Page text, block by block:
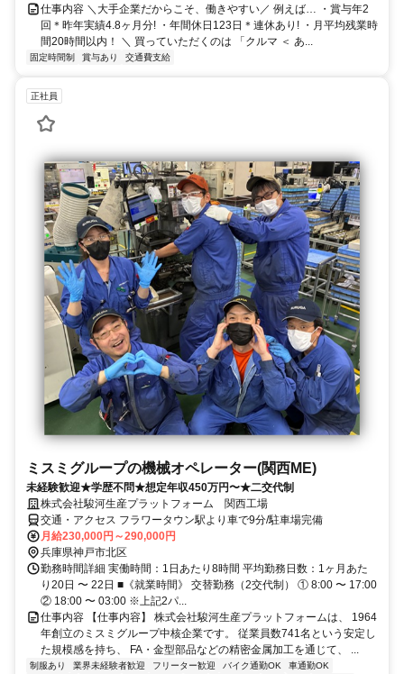
仕事内容 ＼大手企業だからこそ、働きやすい／ 例えば… ・賞与年2
回＊昨年実績4.8ヶ月分! ・年間休日123日＊連休あり! ・月平均残業時
間20時間以内！ ＼ 買っていただくのは 「クルマ ＜ あ...
固定時間制 賞与あり 交通費支給
正社員
ミスミグループの機械オペレーター(関西ME)
未経験歓迎★学歴不問★想定年収450万円〜★二交代制
株式会社駿河生産プラットフォーム 関西工場
交通・アクセス フラワータウン駅より車で9分/駐車場完備
月給230,000円～290,000円
兵庫県神戸市北区
勤務時間詳細 実働時間：1日あたり8時間 平均勤務日数：1ヶ月あた
り20日 〜 22日 ■《就業時間》 交替勤務（2交代制） ① 8:00 〜 17:00
② 18:00 〜 03:00 ※上記2パ...
仕事内容 【仕事内容】 株式会社駿河生産プラットフォームは、 1964
年創立のミスミグループ中核企業です。 従業員数741名という安定し
た規模感を持ち、 FA・金型部品などの精密金属加工を通じて、 ...
制服あり 業界未経験者歓迎 フリーター歓迎 バイク通勤OK
車通勤OK